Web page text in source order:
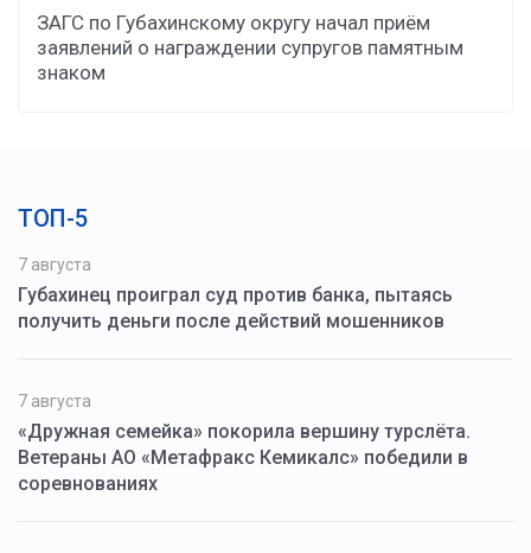
ЗАГС по Губахинскому округу начал приём
заявлений о награждении супругов памятным
знаком
ТОП-5
7 августа
Губахинец проиграл суд против банка, пытаясь
получить деньги после действий мошенников
7 августа
«Дружная семейка» покорила вершину турслёта.
Ветераны АО «Метафракс Кемикалс» победили в
соревнованиях